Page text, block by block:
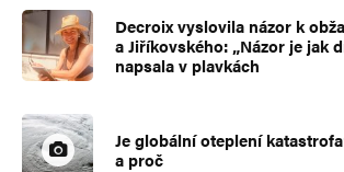
Decroix vyslovila názor k
a Jiříkovského: „Názor je jak
napsala v plavkách
Je globální oteplení
a proč